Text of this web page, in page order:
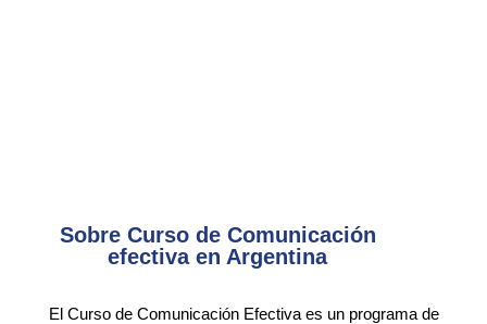
Sobre Curso de Comunicación
efectiva en Argentina
El Curso de Comunicación Efectiva es un programa de